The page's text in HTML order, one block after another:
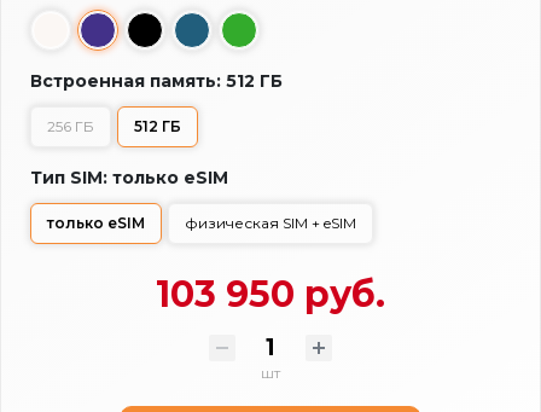
Встроенная память: 512 ГБ
256 ГБ 512 ГБ
Тип SIM: только eSIM
только eSIM физическая SIM + eSIM
103 950 руб.
шт